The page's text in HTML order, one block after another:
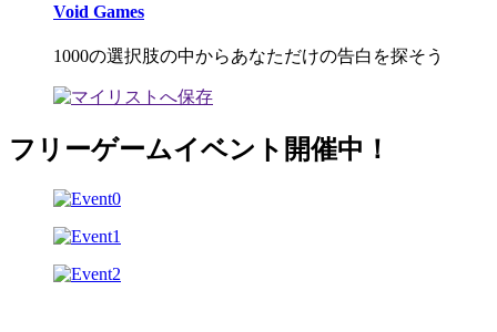
Void Games
1000の選択肢の中からあなただけの告白を探そう
フリーゲームイベント開催中！